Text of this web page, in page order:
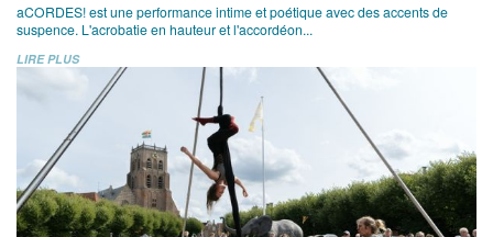
aCORDES! est une performance intime et poétique avec des accents de
suspence. L'acrobatie en hauteur et l'accordéon...
LIRE PLUS